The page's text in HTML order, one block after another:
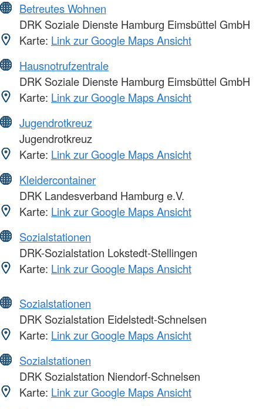
Betreutes Wohnen
DRK Soziale Dienste Hamburg Eimsbüttel GmbH
Karte: Link zur Google Maps Ansicht
Hausnotrufzentrale
DRK Soziale Dienste Hamburg Eimsbüttel GmbH
Karte: Link zur Google Maps Ansicht
Jugendrotkreuz
Jugendrotkreuz
Karte: Link zur Google Maps Ansicht
Kleidercontainer
DRK Landesverband Hamburg e.V.
Karte: Link zur Google Maps Ansicht
Sozialstationen
DRK-Sozialstation Lokstedt-Stellingen
Karte: Link zur Google Maps Ansicht
Sozialstationen
DRK Sozialstation Eidelstedt-Schnelsen
Karte: Link zur Google Maps Ansicht
Sozialstationen
DRK Sozialstation Niendorf-Schnelsen
Karte: Link zur Google Maps Ansicht